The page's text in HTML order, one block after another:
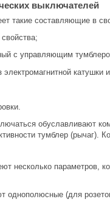
выключателей
такие составляющие в
с управляющим
катушки
обуславливают
тумблер (рычаг).
несколько параметров,
(для